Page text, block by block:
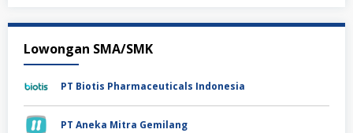
Lowongan SMA/SMK
PT Biotis Pharmaceuticals Indonesia
PT Aneka Mitra Gemilang